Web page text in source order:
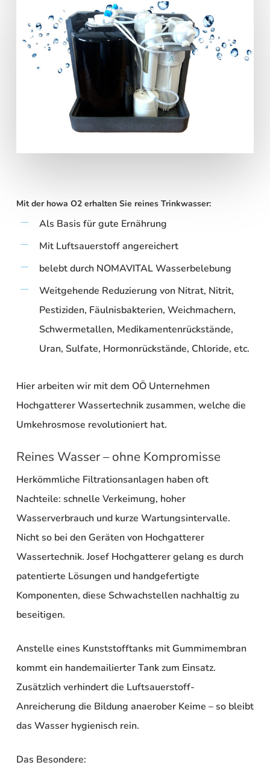
Mit der howa O2 erhalten Sie reines Trinkwasser:
Als Basis für gute Ernährung
Mit Luftsauerstoff angereichert
belebt durch NOMAVITAL Wasserbelebung
Weitgehende Reduzierung von Nitrat, Nitrit,
Pestiziden, Fäulnisbakterien, Weichmachern,
Schwermetallen, Medikamentenrückstände,
Uran, Sulfate, Hormonrückstände, Chloride, etc.
Hier arbeiten wir mit dem OÖ Unternehmen
Hochgatterer Wassertechnik zusammen,welche die
Umkehrosmose revolutioniert hat.
Reines Wasser – ohne Kompromisse
Herkömmliche Filtrationsanlagen haben oft
Nachteile: schnelle Verkeimung, hoher
Wasserverbrauch und kurze Wartungsintervalle.
Nicht so bei den Geräten von Hochgatterer
Wassertechnik. Josef Hochgatterer gelang es durch
patentierte Lösungenund handgefertigte
Komponenten, diese Schwachstellen nachhaltig zu
beseitigen.
Anstelle eines Kunststofftanks mit Gummimembran
kommt ein handemailierter Tankzum Einsatz.
Zusätzlich verhindert die Luftsauerstoff-
Anreicherung die Bildung anaerober Keime – so bleibt
das Wasser hygienisch rein.
Das Besondere: